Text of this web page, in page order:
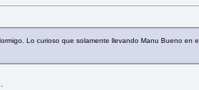
Lo curioso que solamente llevando Manu Bueno en